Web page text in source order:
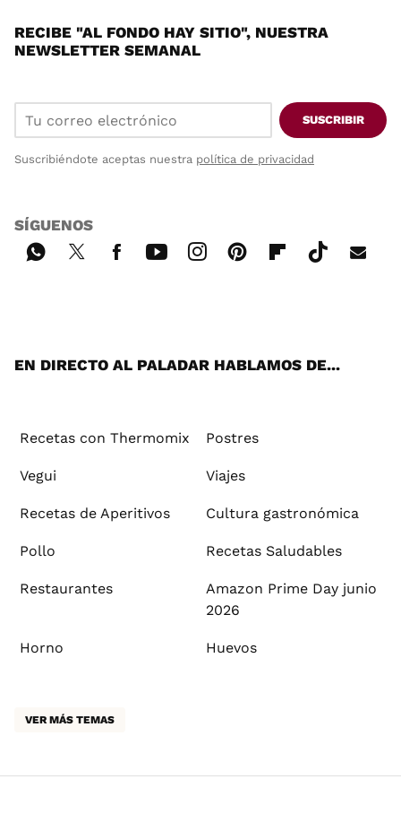
RECIBE "AL FONDO HAY SITIO", NUESTRA
NEWSLETTER SEMANAL
SUSCRIBIR
Suscribiéndote aceptas nuestra política de privacidad
SÍGUENOS
EN DIRECTO AL PALADAR HABLAMOS DE...
Recetas con Thermomix Postres
Vegui Viajes
Recetas de Aperitivos Cultura gastronómica
Pollo Recetas Saludables
Restaurantes
Amazon Prime Day junio
2026
Horno Huevos
VER MÁS TEMAS